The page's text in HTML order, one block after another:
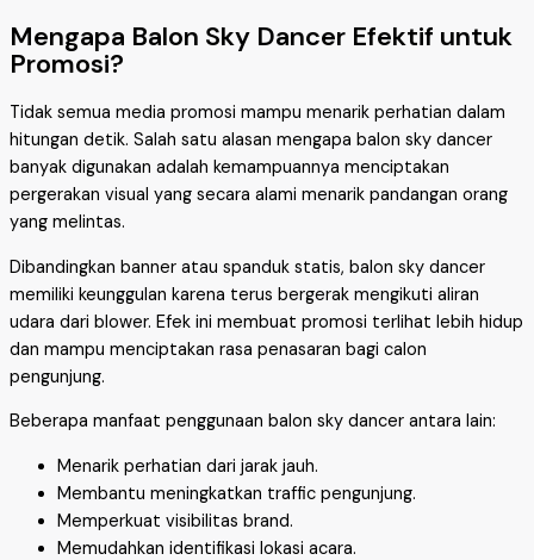
Mengapa Balon Sky Dancer Efektif untuk
Promosi?
Tidak semua media promosi mampu menarik perhatian dalam
hitungan detik. Salah satu alasan mengapa balon sky dancer
banyak digunakan adalah kemampuannya menciptakan
pergerakan visual yang secara alami menarik pandangan orang
yang melintas.
Dibandingkan banner atau spanduk statis, balon sky dancer
memiliki keunggulan karena terus bergerak mengikuti aliran
udara dari blower. Efek ini membuat promosi terlihat lebih hidup
dan mampu menciptakan rasa penasaran bagi calon
pengunjung.
Beberapa manfaat penggunaan balon sky dancer antara lain:
Menarik perhatian dari jarak jauh.
Membantu meningkatkan traffic pengunjung.
Memperkuat visibilitas brand.
Memudahkan identifikasi lokasi acara.